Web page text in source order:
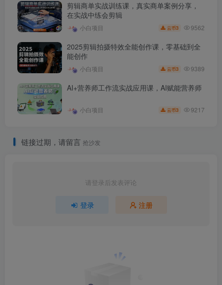
剪辑商单实战训练课，真实商单案例分享，
在实战中练会剪辑
小白项目 云币3 9562
2025剪辑拍摄特效全能创作课，零基础到全
能创作
小白项目 云币3 9389
AI+营养师工作流实战应用课，AI赋能营养师
小白项目 云币3 9217
链接过期，请留言 抢沙发
请登录后发表评论
登录 注册